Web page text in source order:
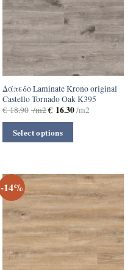
Δάπεδο Laminate Krono original
Castello Tornado Oak K395
€18.90 /m2€16.30/m2
Select options
-14%